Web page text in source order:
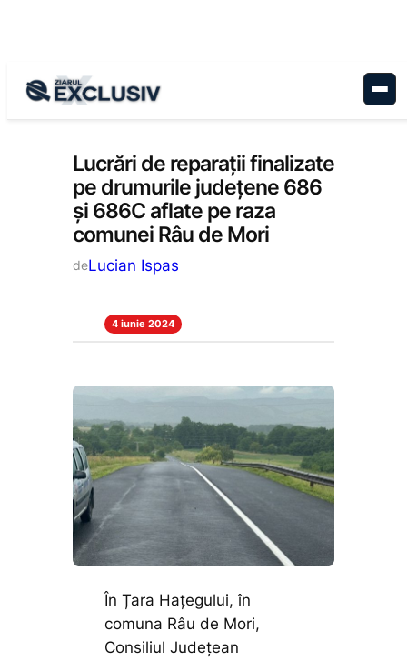
Administrație
Lucrări de reparații finalizate
pe drumurile județene 686
și 686C aflate pe raza
comunei Râu de Mori
deLucian Ispas
4 iunie 2024
În Țara Hațegului, în
comuna Râu de Mori,
Consiliul Județean